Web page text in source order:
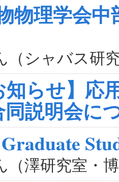
物理学会
（シャバス研
知らせ】
説明会に
（澤研究室・